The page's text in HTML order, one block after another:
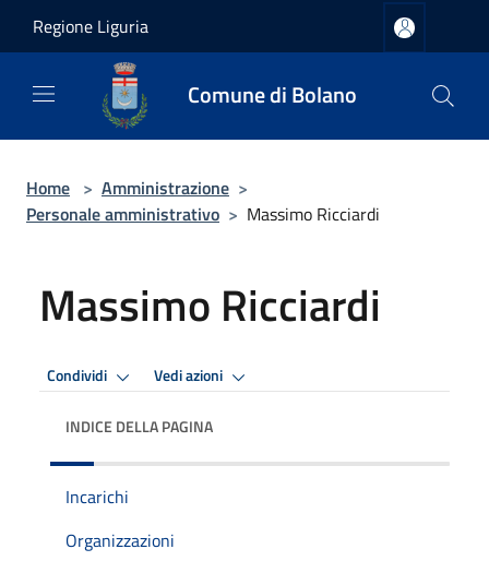
Regione Liguria
Comune di Bolano
Home > Amministrazione >
Personale amministrativo > Massimo Ricciardi
Massimo Ricciardi
Condividi Vedi azioni
INDICE DELLA PAGINA
Incarichi
Organizzazioni